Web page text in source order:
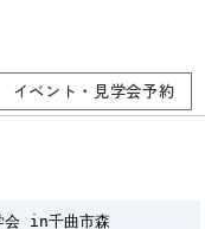
イベント・見学会予約